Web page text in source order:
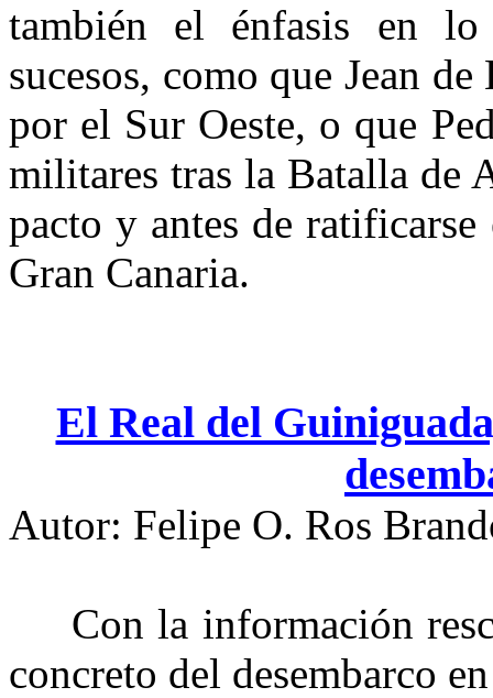
también el énfasis en lo
sucesos, como que Jean
por el Sur Oeste, o que
militares tras la Batalla de
pacto y antes de
Gran Canaria.
El Real del
Autor: Felipe O. Ros
Con la información
concreto del desembarco